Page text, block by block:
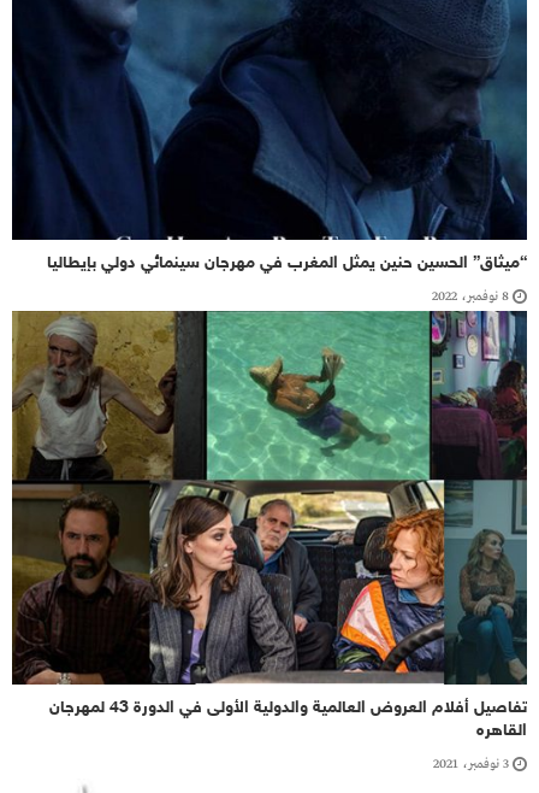
“ميثاق” الحسين حنين يمثل المغرب في مهرجان سينمائي دولي بإيطاليا
8 نوفمبر، 2022
تفاصيل أفلام العروض العالمية والدولية الأولى في الدورة 43 لمهرجان
القاهره
3 نوفمبر، 2021